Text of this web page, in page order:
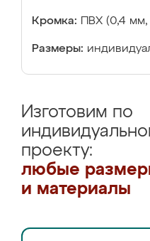
Кромка: ПВХ (0,4
Размеры:
Изготовим по
проекту:
любые
и материалы